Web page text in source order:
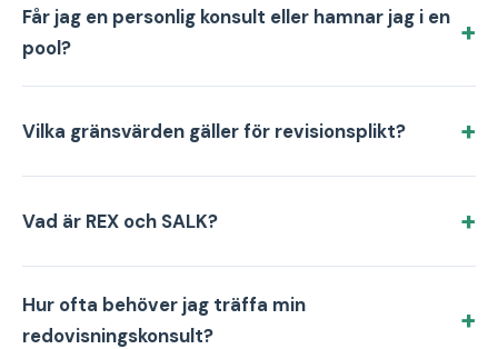
Får jag en personlig konsult eller hamnar jag i en
pool?
Vilka gränsvärden gäller för revisionsplikt?
Vad är REX och SALK?
Hur ofta behöver jag träffa min
redovisningskonsult?